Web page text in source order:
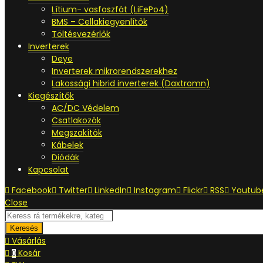
Lítium- vasfoszfát (LiFePo4)
BMS – Cellakiegyenlítők
Töltésvezérlők
Inverterek
Deye
Inverterek mikrorendszerekhez
Lakossági hibrid inverterek (Daxtromn)
Kiegészítők
AC/DC Védelem
Csatlakozók
Megszakítók
Kábelek
Diódák
Kapcsolat
Facebook
Twitter LinkedIn Instagram Flickr RSS
Close
Keresés
Vásárlás
0 Kosár